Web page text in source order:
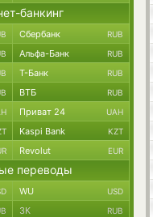
банкинг
Сбербанк RUB
Альфа-Банк RUB
Т-Банк RUB
ВТБ RUB
Приват 24 UAH
Kaspi Bank KZT
Revolut EUR
переводы
WU USD
ЗК RUB